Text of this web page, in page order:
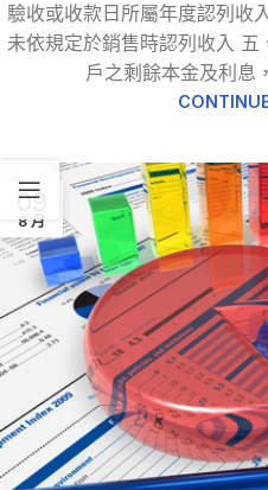
驗收或收款日所屬年度認列收
未依規定於銷售時認列收入
戶之剩餘本金及利息
09
8 月